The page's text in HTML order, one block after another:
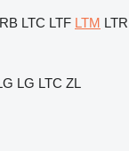
LTC LTF LTM LTR
LG LTC ZL